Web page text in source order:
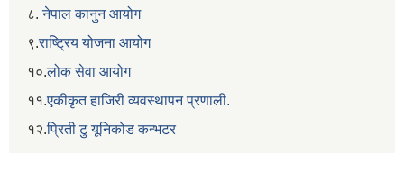
८.नेपाल कानुन आयोग
९.राष्ट्रिय योजना आयोग
१०.लोक सेवा आयोग
११.एकीकृत हाजिरी व्यवस्थापन प्रणाली.
१२.प्रिती टु यूनिकोड कन्भटर